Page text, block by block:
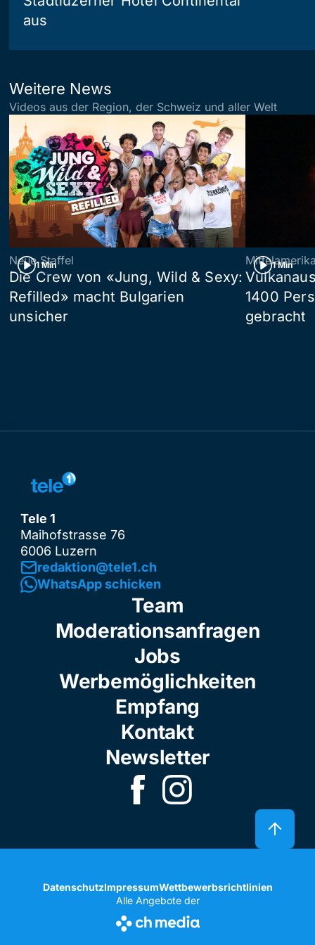
aus
Weitere News
Videos aus der Region, der Schweiz und aller Welt
1 Min
Neue Staffel
Die Crew von «Jung, Wild & Sexy:
Refilled» macht Bulgarien
unsicher
1 Min
1400
gebracht
Tele 1
Maihofstrasse 76
6006 Luzern
redaktion@tele1.ch
WhatsApp schicken
Team
Moderationsanfragen
Jobs
Werbemöglichkeiten
Empfang
Kontakt
Newsletter
DatenschutzImpressumWettbewerbsrichtlinien
Alle Angebote der